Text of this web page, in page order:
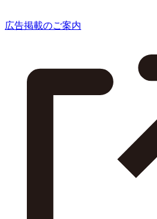
広告掲載のご案内